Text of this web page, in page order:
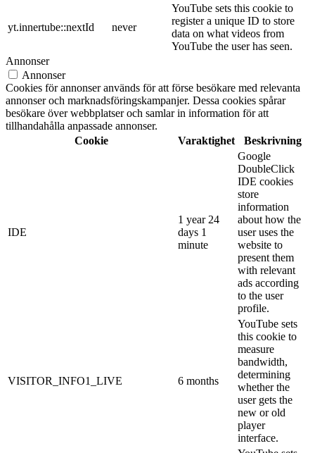
yt.innertube::nextId never
YouTube sets this cookie to
register a unique ID to store
data on what videos from
YouTube the user has seen.
Annonser
Annonser
Cookies för annonser används för att förse besökare med relevanta
annonser och marknadsföringskampanjer. Dessa cookies spårar
besökare över webbplatser och samlar in information för att
tillhandahålla anpassade annonser.
Cookie
Varaktighet Beskrivning
IDE
1 year 24
days 1
minute
Google
DoubleClick
IDE cookies
store
information
about how the
user uses the
website to
present them
with relevant
ads according
to the user
profile.
VISITOR_INFO1_LIVE 6 months
YouTube sets
this cookie to
measure
bandwidth,
determining
whether the
user gets the
new or old
player
interface.